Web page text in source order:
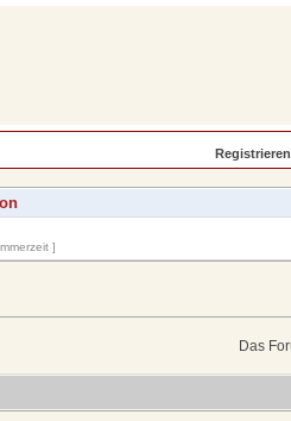
Registrieren
]
Das